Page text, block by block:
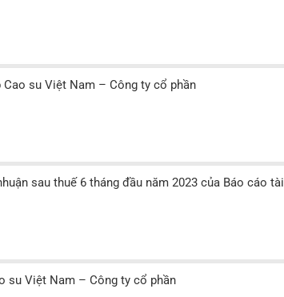
su Việt Nam – Công ty cổ phần
sau thuế 6 tháng đầu năm 2023 của Báo cáo tài
su Việt Nam – Công ty cổ phần